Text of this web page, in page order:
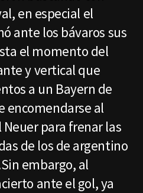
en especial el
ante los bávaros sus
el momento del
y vertical que
a un Bayern de
encomendarse al
para frenar las
de los de argentino
embargo, al
ante el gol, ya